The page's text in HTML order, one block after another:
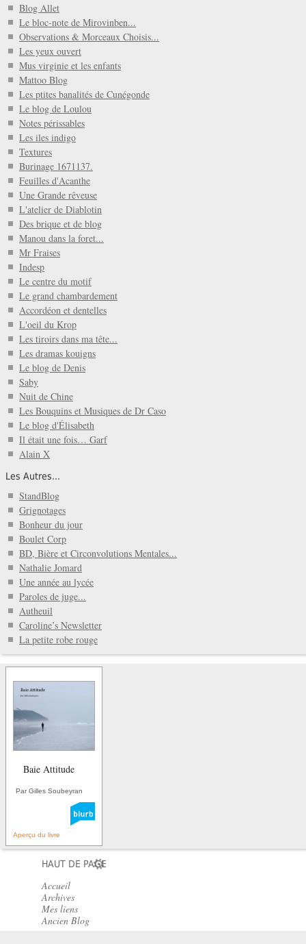
Blog Allet
Le bloc-note de Mirovinben...
Observations & Morceaux Choisis...
Les yeux ouvert
Mus virginie et les enfants
Mattoo Blog
Les ptites banalités de Cunégonde
Le blog de Loulou
Notes périssables
Les iles indigo
Textures
Burinage 1671137.
Feuilles d'Acanthe
Une Grande rêveuse
L'atelier de Diablotin
Des brique et de blog
Manou dans la foret...
Mr Fraises
Indesp
Le centre du motif
Le grand chambardement
Accordéon et dentelles
L'oeil du Krop
Les tiroirs dans ma tête...
Les dramas kouigns
Le blog de Denis
Saby
Nuit de Chine
Les Bouquins et Musiques de Dr Caso
Le blog d'Élisabeth
Il était une fois… Garf
Alain X
Les Autres...
StandBlog
Grignotages
Bonheur du jour
Boulet Corp
BD, Bière et Circonvolutions Mentales...
Nathalie Jomard
Une année au lycée
Paroles de juge...
Autheuil
Caroline’s Newsletter
La petite robe rouge
Baie Attitude
Par Gilles Soubeyran
Aperçu du livre
HAUT DE PAGE
Accueil
Archives
Mes liens
Ancien Blog